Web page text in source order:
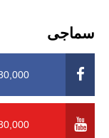
سماجی